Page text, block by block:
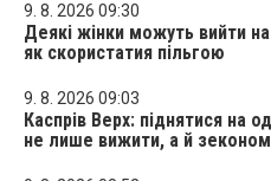
9. 8. 2026 09:30
Деякі жінки можуть вийти
як скористатия пільгою
9. 8. 2026 09:03
Каспрів Верх: піднятися на
не лише вижити, а й